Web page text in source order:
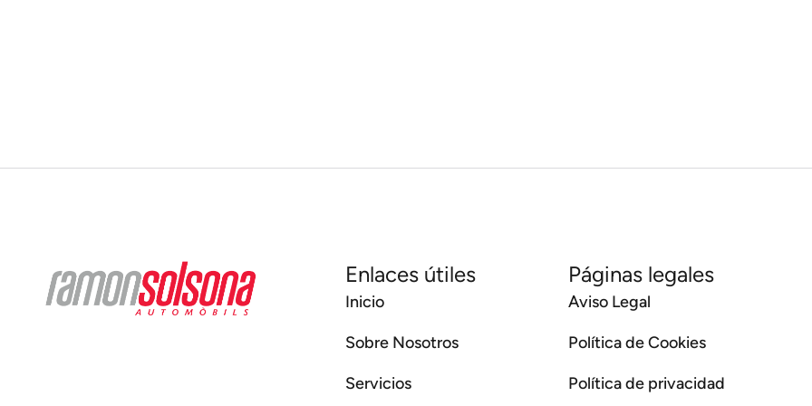
Enlaces útiles
Inicio
Sobre Nosotros
Servicios
Páginas legales
Aviso Legal
Política de Cookies
Política de privacidad